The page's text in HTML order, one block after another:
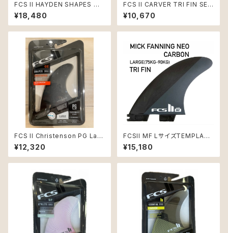
FCS II HAYDEN SHAPES M
サイズTRI FIN SET
¥18,480
FCS II CARVER TRI FIN SET
Mサイズ
¥10,670
FCS II Christenson PG Larg
e Black Quad Rear Retail F
ins
¥12,320
FCSII MF LサイズTEMPLATE
THRUSTER SETS Neo Car
bon 3本セット
¥15,180